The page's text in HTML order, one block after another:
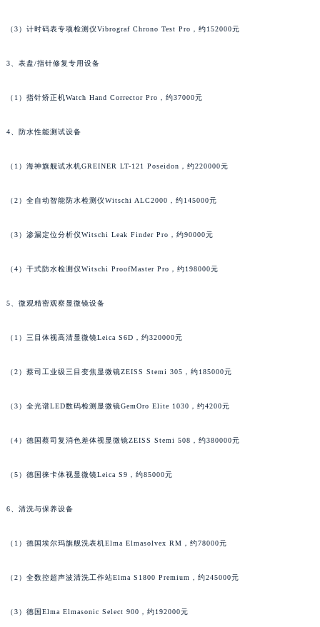
（3）计时码表专项检测仪Vibrograf Chrono Test Pro，约152000元
3、表盘/指针修复专用设备
（1）指针矫正机Watch Hand Corrector Pro，约37000元
4、防水性能测试设备
（1）海神旗舰试水机GREINER LT-121 Poseidon，约220000元
（2）全自动智能防水检测仪Witschi ALC2000，约145000元
（3）渗漏定位分析仪Witschi Leak Finder Pro，约90000元
（4）干式防水检测仪Witschi ProofMaster Pro，约198000元
5、微观精密观察显微镜设备
（1）三目体视高清显微镜Leica S6D，约320000元
（2）蔡司工业级三目变焦显微镜ZEISS Stemi 305，约185000元
（3）全光谱LED数码检测显微镜GemOro Elite 1030，约4200元
（4）德国蔡司复消色差体视显微镜ZEISS Stemi 508，约380000元
（5）德国徕卡体视显微镜Leica S9，约85000元
6、清洗与保养设备
（1）德国埃尔玛旗舰洗表机Elma Elmasolvex RM，约78000元
（2）全数控超声波清洗工作站Elma S1800 Premium，约245000元
（3）德国Elma Elmasonic Select 900，约192000元